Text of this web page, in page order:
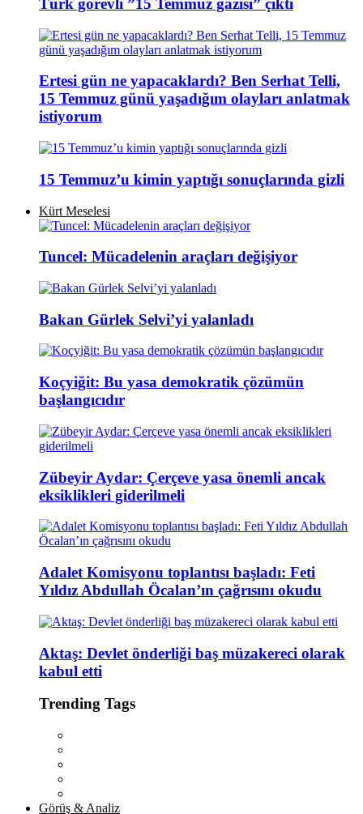
Türk görevli ”15 Temmuz gazisi” çıktı
Ertesi gün ne yapacaklardı? Ben Serhat Telli,
15 Temmuz günü yaşadığım olayları anlatmak
istiyorum
15 Temmuz’u kimin yaptığı sonuçlarında gizli
Kürt Meselesi
Tuncel: Mücadelenin araçları değişiyor
Bakan Gürlek Selvi’yi yalanladı
Koçyiğit: Bu yasa demokratik çözümün
başlangıcıdır
Zübeyir Aydar: Çerçeve yasa önemli ancak
eksiklikleri giderilmeli
Adalet Komisyonu toplantısı başladı: Feti
Yıldız Abdullah Öcalan’ın çağrısını okudu
Aktaş: Devlet önderliği baş müzakereci olarak
kabul etti
Trending Tags
Görüş & Analiz